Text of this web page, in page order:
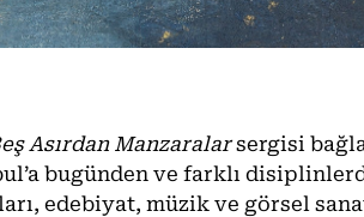
Asırdan Manzaralarsergisi
bugünden ve farklı
edebiyat, müzik ve görsel